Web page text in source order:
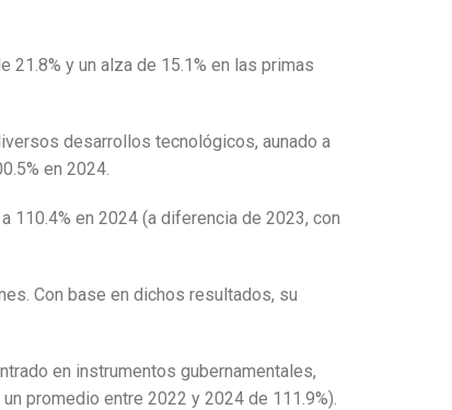
y un alza de 15.1% en las primas
desarrollos tecnológicos, aunado a
en 2024.
110.4% en 2024 (a diferencia de 2023, con
Con base en dichos resultados, su
en instrumentos gubernamentales,
promedio entre 2022 y 2024 de 111.9%).